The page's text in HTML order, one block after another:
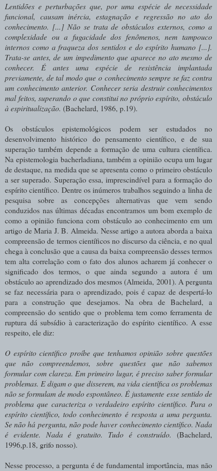
Lentidões e perturbações que, por uma espécie de necessidade
funcional, causam inércia, estagnação e regressão no ato do
conhecimento. [...] Não se trata de obstáculos externos, como a
complexidade ou a fugacidade dos fenômenos, nem tampouco
internos como a fraqueza dos sentidos e do espírito humano [...].
Trata-se antes, de um impedimento que aparece no ato mesmo de
conhecer. É antes uma espécie de resistência implantada
previamente, de tal modo que o conhecimento sempre se faz contra
um conhecimento anterior. Conhecer seria destruir conhecimentos
mal feitos, superando o que constitui no próprio espírito, obstáculo
à espiritualização. (Bachelard, 1986, p.19).
Os obstáculos epistemológicos podem ser estudados no
desenvolvimento histórico do pensamento científico, e de sua
superação também depende a formação de uma cultura científica.
Na epistemologia bacherladiana, também a opinião ocupa um lugar
de destaque, na medida que se apresenta como o primeiro obstáculo
a ser superado. Superação essa, imprescindível para a formação do
espírito científico. Dentre os inúmeros trabalhos seguindo a linha de
pesquisa sobre as concepções alternativas que vem sendo
conduzidos nas últimas décadas encontramos um bom exemplo de
como a opinião funciona com obstáculo ao conhecimento em um
artigo de Maria J. B. Almeida. Nesse artigo a autora aborda a baixa
compreensão de termos científicos no discurso da ciência, e no qual
chega à conclusão que a causa da baixa compreensão desses termos
tem alta correlação com o fato dos alunos acharem já conhecer o
significado dos termos, o que ainda segundo a autora é um
obstáculo ao aprendizado dos mesmos (Almeida, 2001). A pergunta
se faz necessária para o aprendizado, pois é capaz de despertá-lo
para a construção que desejamos. Na obra de Bachelard, a
compreensão do sentido que o problema tem como ferramenta de
ruptura dá subsídio à caracterização do espírito científico. A esse
respeito, ele diz:
O espírito científico proíbe que tenhamos opinião sobre questões
que não compreendemos, sobre questões que não sabemos
formular com clareza. Em primeiro lugar, é preciso saber formular
problemas. E digam o que disserem, na vida científica os problemas
não se formulam de modo espontâneo. É justamente esse sentido de
problema que caracteriza o verdadeiro espírito científico. Para o
espírito científico, todo conhecimento é resposta a uma pergunta.
Se não há pergunta, não pode haver conhecimento científico. Nada
é evidente. Nada é gratuito. Tudo é construído.
(Bachelard,
1996,p.18, grifo nosso).
Nesse processo, a pergunta é de fundamental importância, mas não